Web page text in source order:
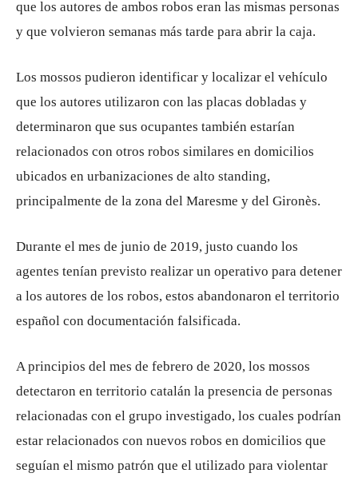
que los autores de ambos robos eran las mismas personas
y que volvieron semanas más tarde para abrir la caja.
Los mossos pudieron identificar y localizar el vehículo
que los autores utilizaron con las placas dobladas y
determinaron que sus ocupantes también estarían
relacionados con otros robos similares en domicilios
ubicados en urbanizaciones de alto standing,
principalmente de la zona del Maresme y del Gironès.
Durante el mes de junio de 2019, justo cuando los
agentes tenían previsto realizar un operativo para detener
a los autores de los robos, estos abandonaron el territorio
español con documentación falsificada.
A principios del mes de febrero de 2020, los mossos
detectaron en territorio catalán la presencia de personas
relacionadas con el grupo investigado, los cuales podrían
estar relacionados con nuevos robos en domicilios que
seguían el mismo patrón que el utilizado para violentar